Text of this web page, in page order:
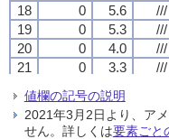
18
0 5.6 ///
19
0 5.3 ///
20
0 4.0 ///
21
0 3.3 ///
23
0 4.8
24
0 3.5 ///
18
0 5.6 ///
19
0 5.3 ///
20
0 4.0 ///
21
0 3.3 ///
23
0 4.8
24
0 3.5 ///
18
0 5.6 ///
19
0 5.3 ///
20
0 4.0 ///
21
0 3.3 ///
23
0 4.8
24
0 3.5 ///
18
0 5.6 ///
19
0 5.3 ///
20
0 4.0 ///
21
0 3.3 ///
23
0 4.8
24
0 3.5 ///
値欄の記号の説明
2021年3月2日より、ア
せん。詳しくは要素ごと